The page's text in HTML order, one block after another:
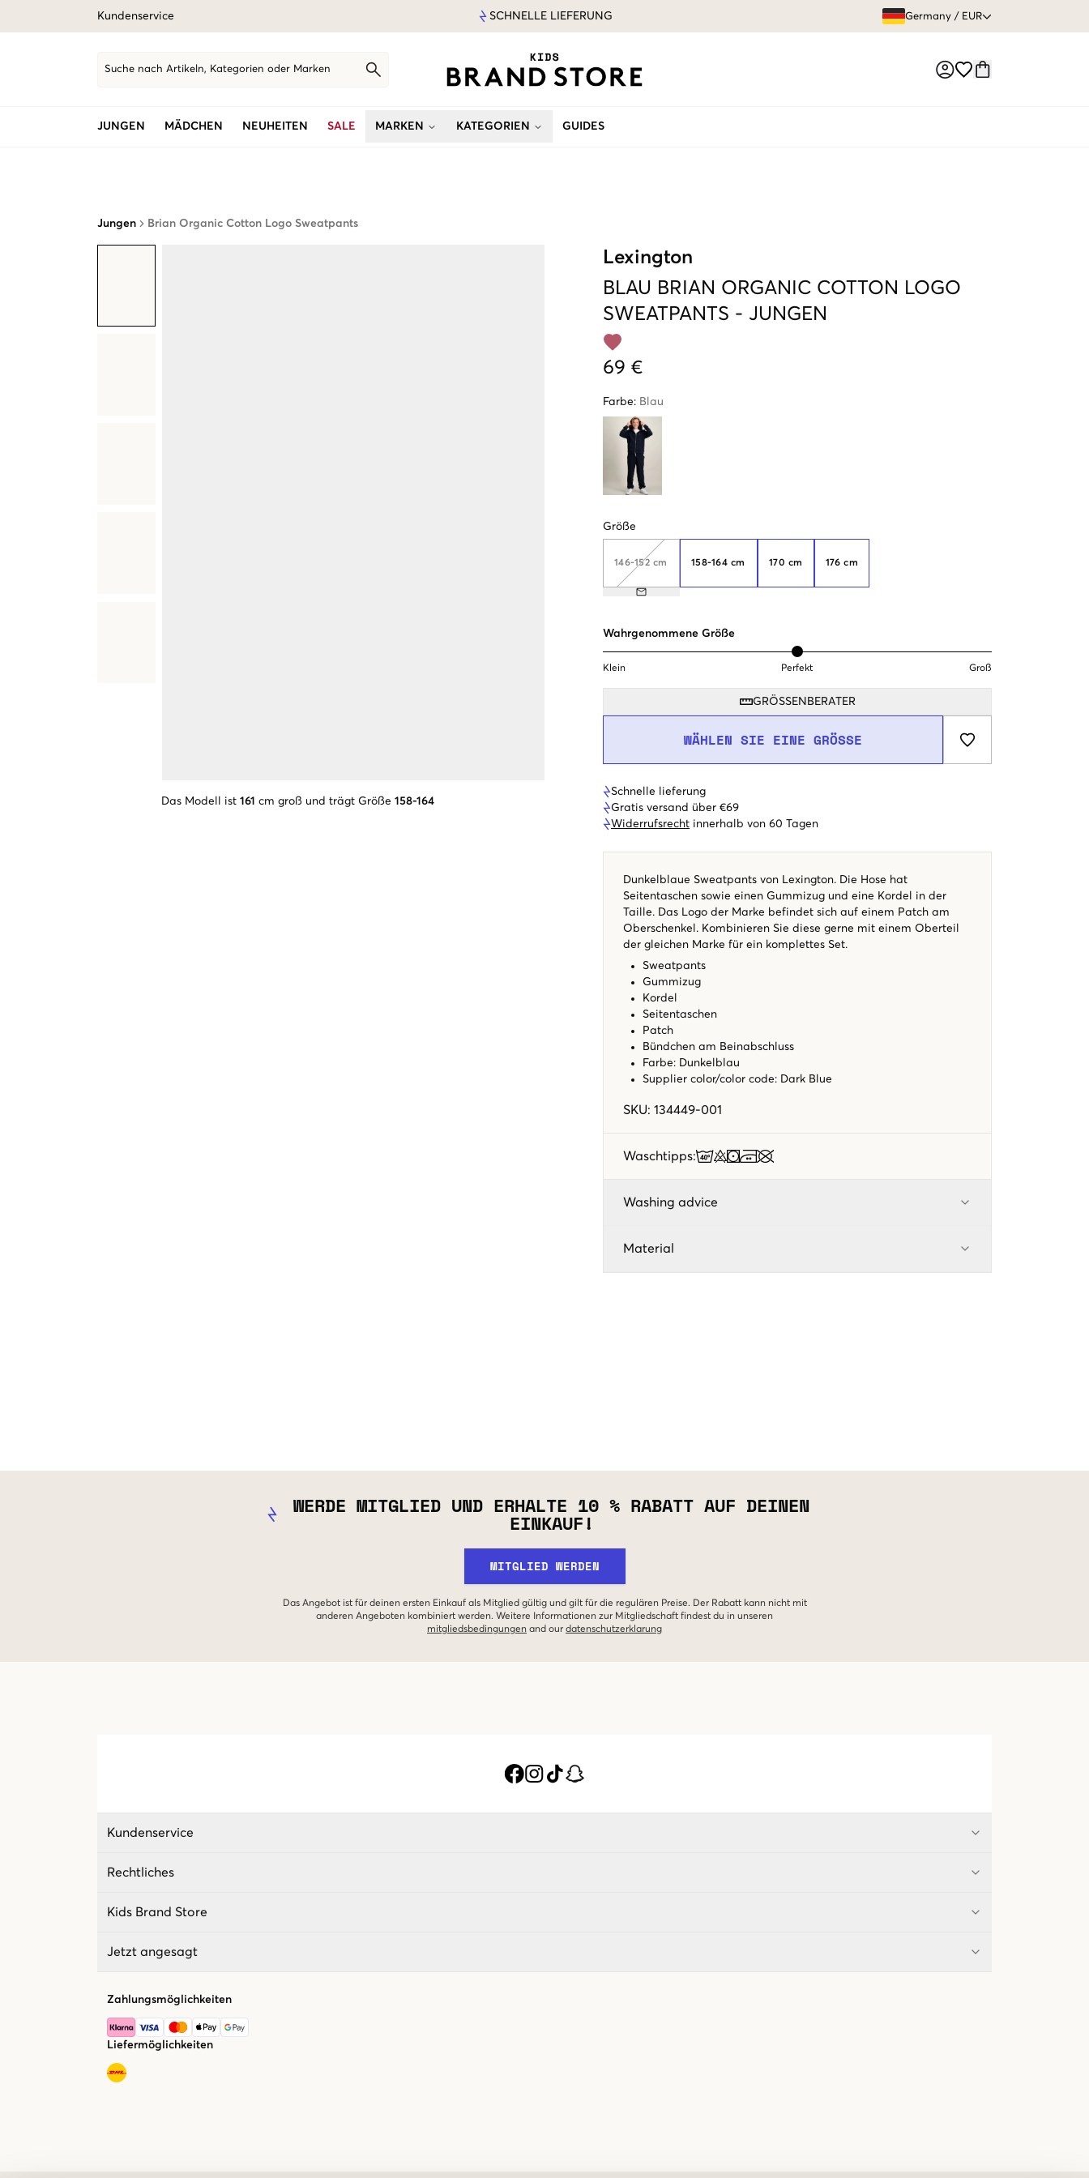
Kundenservice SCHNELLE LIEFERUNG Germany / EUR
Suche nach Artikeln, Kategorien oder Marken
JUNGEN MÄDCHEN NEUHEITEN SALE MARKEN KATEGORIEN GUIDES
Jungen Brian Organic Cotton Logo Sweatpants
Das Modell ist 161 cm groß und trägt Größe 158-164
Lexington
BLAU BRIAN ORGANIC COTTON LOGO
SWEATPANTS - JUNGEN
69 €
Farbe: Blau
Größe
146-152 cm 158-164 cm 170 cm 176 cm
Wahrgenommene Größe
Klein Perfekt Groß
GRÖSSENBERATER
WÄHLEN SIE EINE GRÖSSE
Schnelle lieferung
Gratis versand über €69
Widerrufsrecht innerhalb von 60 Tagen
Dunkelblaue Sweatpants von Lexington. Die Hose hat
Seitentaschen sowie einen Gummizug und eine Kordel in der
Taille. Das Logo der Marke befindet sich auf einem Patch am
Oberschenkel. Kombinieren Sie diese gerne mit einem Oberteil
der gleichen Marke für ein komplettes Set.
Sweatpants
Gummizug
Kordel
Seitentaschen
Patch
Bündchen am Beinabschluss
Farbe: Dunkelblau
Supplier color/color code: Dark Blue
SKU: 134449-001
Waschtipps:
Washing advice
Material
WERDE MITGLIED UND ERHALTE 10 % RABATT AUF DEINEN
EINKAUF!
MITGLIED WERDEN
Das Angebot ist für deinen ersten Einkauf als Mitglied gültig und gilt für die regulären Preise. Der Rabatt kann nicht mit
anderen Angeboten kombiniert werden. Weitere Informationen zur Mitgliedschaft findest du in unseren
mitgliedsbedingungen and our datenschutzerklarung
Kundenservice
Rechtliches
Kids Brand Store
Jetzt angesagt
Zahlungsmöglichkeiten
Liefermöglichkeiten